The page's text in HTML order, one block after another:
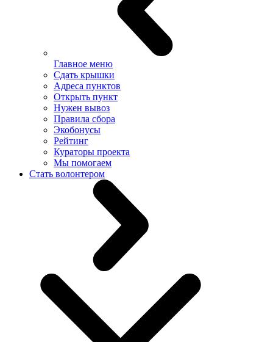
Главное меню
Сдать крышки
Адреса пунктов
Открыть пункт
Нужен вывоз
Правила сбора
Экобонусы
Рейтинг
Кураторы проекта
Мы помогаем
Стать волонтером